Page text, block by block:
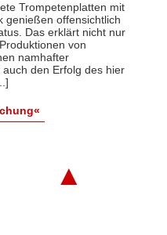
Trompetenplatten mit
genießen offensichtlich
Das erklärt nicht nur
von
namhafter
den Erfolg des hier
▲